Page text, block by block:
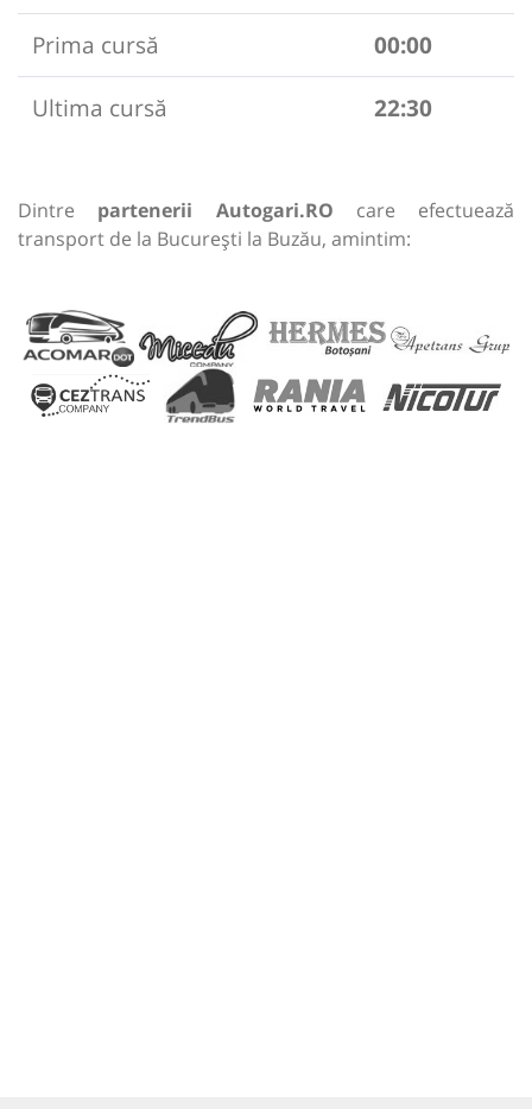
Prima cursă
00:00
Ultima cursă
22:30
Dintre partenerii Autogari.RO care efectuează
transport de la București la Buzău, amintim: